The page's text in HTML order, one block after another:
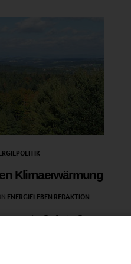
Klimaerwärmung
ENERGIELEBEN REDAKTION
wie der Duft der Bäume